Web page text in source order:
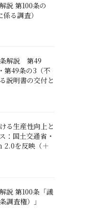
説 第100条の
る調査）
条解説 第49
第49条の3（不
説明書の交付と
る生産性向上と
：国土交通省・
を反映（＋
説 第100条「議
調査権）」